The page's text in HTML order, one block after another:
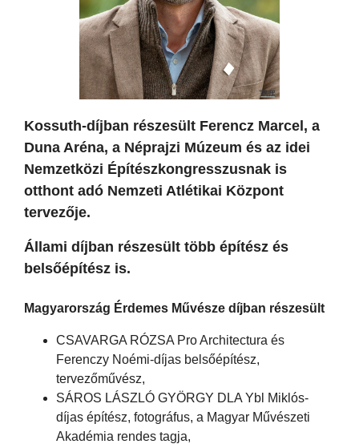
Kossuth-díjban részesült Ferencz Marcel, a
Duna Aréna, a Néprajzi Múzeum és az idei
Nemzetközi Építészkongresszusnak is
otthont adó Nemzeti Atlétikai Központ
tervezője.
Állami díjban részesült több építész és
belsőépítész is.
Magyarország Érdemes Művésze díjban részesült
CSAVARGA RÓZSA Pro Architectura és
Ferenczy Noémi-díjas belsőépítész,
tervezőművész,
SÁROS LÁSZLÓ GYÖRGY DLA Ybl Miklós-
díjas építész, fotográfus, a Magyar Művészeti
Akadémia rendes tagja,